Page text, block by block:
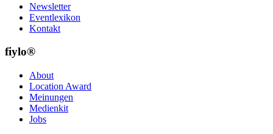
Newsletter
Eventlexikon
Kontakt
fiylo®
About
Location Award
Meinungen
Medienkit
Jobs